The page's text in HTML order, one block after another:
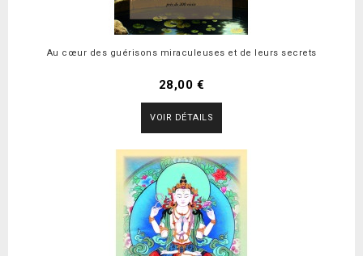
Au cœur des guérisons miraculeuses et de leurs secrets
28,00 €
VOIR DÉTAILS